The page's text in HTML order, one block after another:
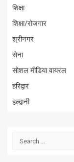
शिक्षा
शिक्षा/रोजगार
श्रीनगर
सेना
सोशल मीडिया वायरल
हरिद्वार
हल्द्वानी
Search